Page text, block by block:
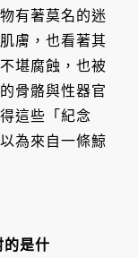
有著莫名的迷
膚，也看著其
堪腐蝕，也被
骨骼與性器官
這些「紀念
為來自一條鯨
的是什